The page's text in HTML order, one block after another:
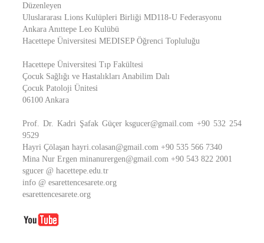
Düzenleyen
Uluslararası Lions Kulüpleri Birliği MD118-U Federasyonu
Ankara Anıttepe Leo Kulübü
Hacettepe Üniversitesi MEDISEP Öğrenci Topluluğu
Hacettepe Üniversitesi Tıp Fakültesi
Çocuk Sağlığı ve Hastalıkları Anabilim Dalı
Çocuk Patoloji Ünitesi
06100 Ankara
Prof. Dr. Kadri Şafak Güçer ksgucer@gmail.com +90 532 254
9529
Hayri Çölaşan hayri.colasan@gmail.com +90 535 566 7340
Mina Nur Ergen minanurergen@gmail.com +90 543 822 2001
sgucer @ hacettepe.edu.tr
info @ esarettencesarete.org
esarettencesarete.org